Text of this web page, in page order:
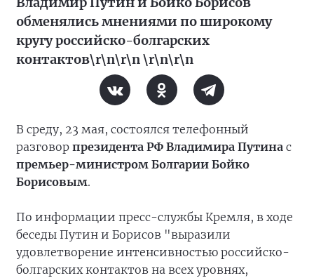
обменялись мнениями по широкому
кругу российско-болгарских
контактов\r\n\r\n \r\n\r\n
В среду, 23 мая, состоялся телефонный
разговор президента РФ Владимира Путина с
премьер-министром Болгарии Бойко
Борисовым.
По информации пресс-службы Кремля, в ходе
беседы Путин и Борисов "выразили
удовлетворение интенсивностью российско-
болгарских контактов на всех уровнях,